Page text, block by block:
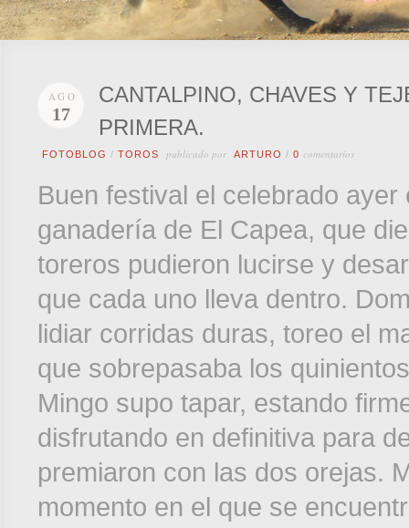
AGO
17
CANTALPINO, CHAVES Y
PRIMERA.
FOTOBLOG / TOROS publicado por ARTURO / 0 comentarios
Buen festival el celebrado
ganadería de El Capea, que
toreros pudieron lucirse y
que cada uno lleva dentro.
lidiar corridas duras, toreo el
que sobrepasaba los
Mingo supo tapar, estando
disfrutando en definitiva para
premiaron con las dos orejas.
momento en el que se